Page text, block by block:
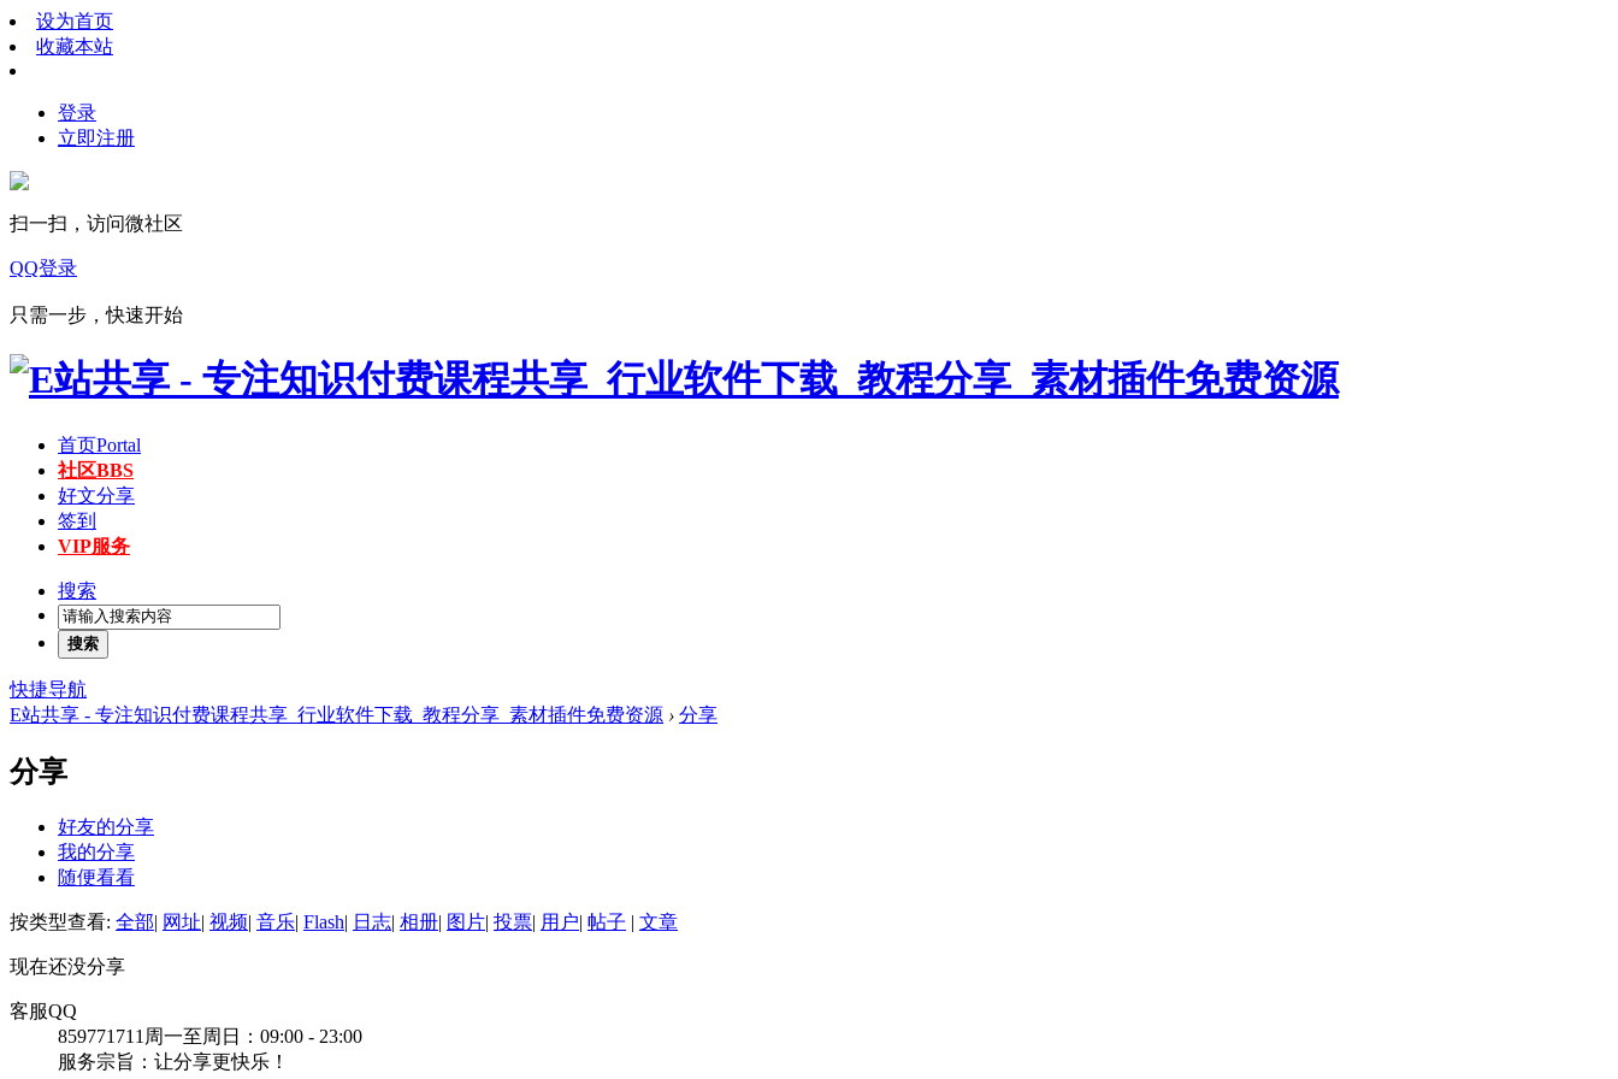
设为首页
收藏本站
登录
立即注册
扫一扫，访问微社区
QQ登录
只需一步，快速开始
首页Portal
社区BBS
好文分享
签到
VIP服务
搜索
搜索
快捷导航
E站共享 - 专注知识付费课程共享_行业软件下载_教程分享_素材插件免费资源 › 分享
分享
好友的分享
我的分享
随便看看
按类型查看: 全部| 网址| 视频| 音乐| Flash| 日志| 相册| 图片| 投票| 用户| 帖子 | 文章
现在还没分享
客服QQ
859771711 周一至周日：09:00 - 23:00
服务宗旨：让分享更快乐！